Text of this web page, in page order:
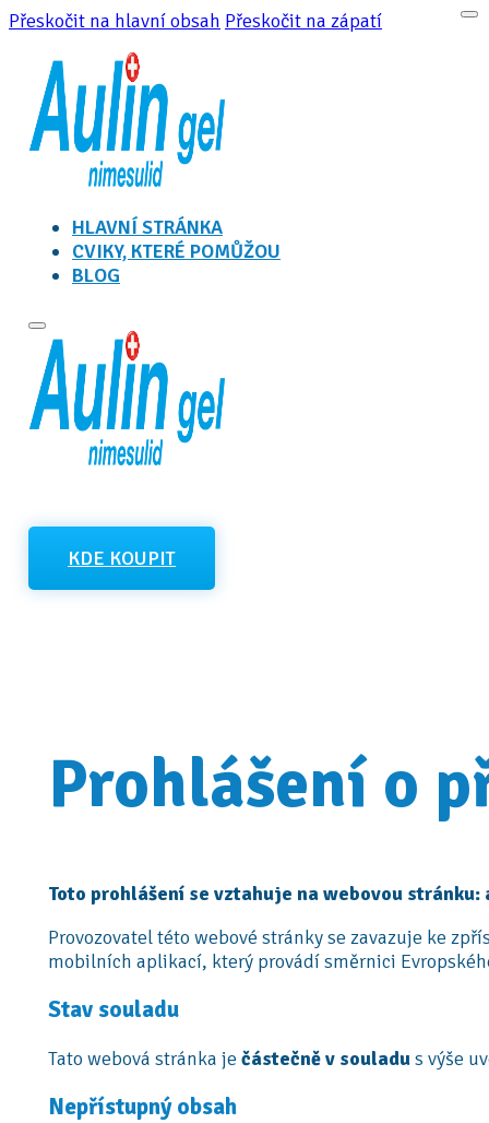
Přeskočit na hlavní obsah Přeskočit na zápatí
HLAVNÍ STRÁNKA
CVIKY, KTERÉ POMŮŽOU
BLOG
KDE KOUPIT
Prohlášení o
Toto prohlášení se vztahuje na webovou
Provozovatel této webové stránky se zavazuje ke
mobilních aplikací, který provádí směrnici
Stav souladu
Tato webová stránka je částečně v souladus výše
Nepřístupný obsah